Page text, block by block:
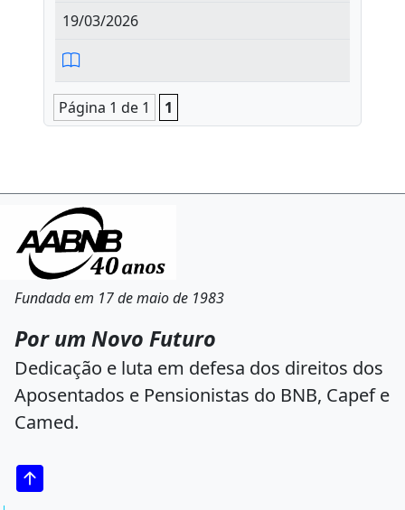
19/03/2026
Página 1 de 1 1
Fundada em 17 de maio de 1983
Por um Novo Futuro
Dedicação e luta em defesa dos direitos dos
Aposentados e Pensionistas do BNB, Capef e
Camed.